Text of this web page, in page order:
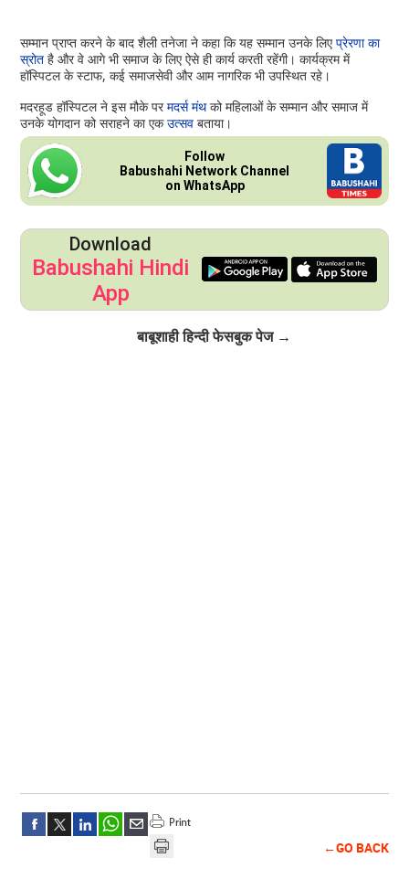
सम्मान प्राप्त करने के बाद शैली तनेजा ने कहा कि यह सम्मान उनके लिएप्रेरणा का
स्रोत है और वे आगे भी समाज के लिए ऐसे ही कार्य करती रहेंगी। कार्यक्रम में
हॉस्पिटल के स्टाफ, कई समाजसेवी और आम नागरिक भी उपस्थित रहे।
मदरहूड हॉस्पिटल ने इस मौके परमदर्स मंथको महिलाओं के सम्मान और समाज में
उनके योगदान को सराहने का एकउत्सव बताया।
Follow
Babushahi Network Channel
on WhatsApp
Download
Babushahi Hindi
App
बाबूशाही हिन्दी फेसबुक पेज →
←GO BACK